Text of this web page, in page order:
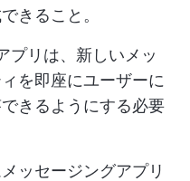
きること。
プリは、新しいメッ
を即座にユーザーに
きるようにする必要
ッセージングアプリ